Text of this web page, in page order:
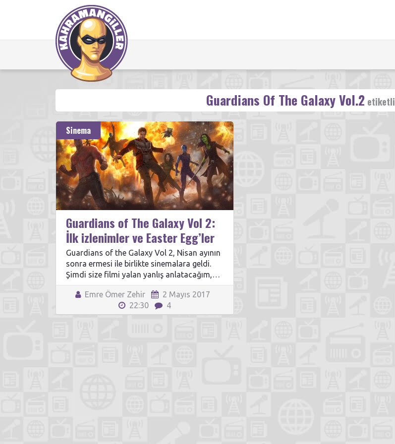
Guardians Of The Galaxy Vol.2etiketli
Sinema
Guardians of The Galaxy Vol 2:
İlk izlenimler ve Easter Egg’ler
Guardians of the Galaxy Vol 2, Nisan ayının
sonra ermesi ile birlikte sinemalara geldi.
Şimdi size filmi yalan yanlış anlatacağım,…
Emre Ömer Zehir
2 Mayıs 2017
22:30
4